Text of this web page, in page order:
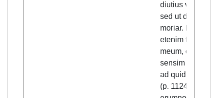
diutius vivam,
sed ut diu
moriar. Nosco
etenim fatum
meum, et
sensim intelligo
ad quid in hanc
(p. 1124)